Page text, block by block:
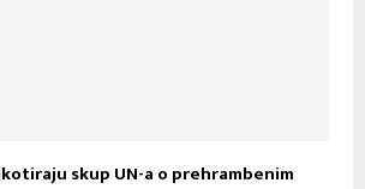
skup UN-a o prehrambenim